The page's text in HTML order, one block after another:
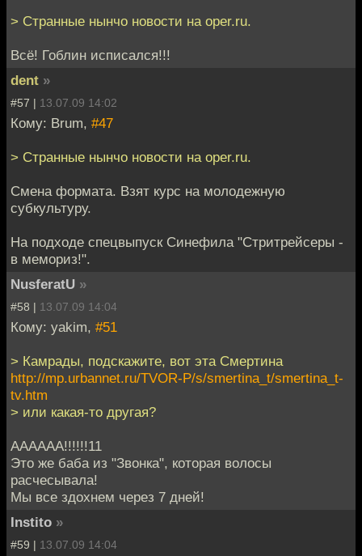
> Странные нынчо новости на oper.ru.
Всё! Гоблин исписался!!!
dent »
#57 | 13.07.09 14:02
Кому: Brum, #47
> Странные нынчо новости на oper.ru.
Смена формата. Взят курс на молодежную
субкультуру.
На подходе спецвыпуск Синефила "Стритрейсеры -
в мемориз!".
NusferatU »
#58 | 13.07.09 14:04
Кому: yakim, #51
> Камрады, подскажите, вот эта Смертина
http://mp.urbannet.ru/TVOR-P/s/smertina_t/smertina_t-
tv.htm
> или какая-то другая?
АААААА!!!!!!11
Это же баба из "Звонка", которая волосы
расчесывала!
Мы все здохнем через 7 дней!
Instito »
#59 | 13.07.09 14:04